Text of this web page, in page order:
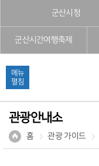
군산시청
군산시간여행축제
메뉴
펼침
관광안내소
홈 관광 가이드